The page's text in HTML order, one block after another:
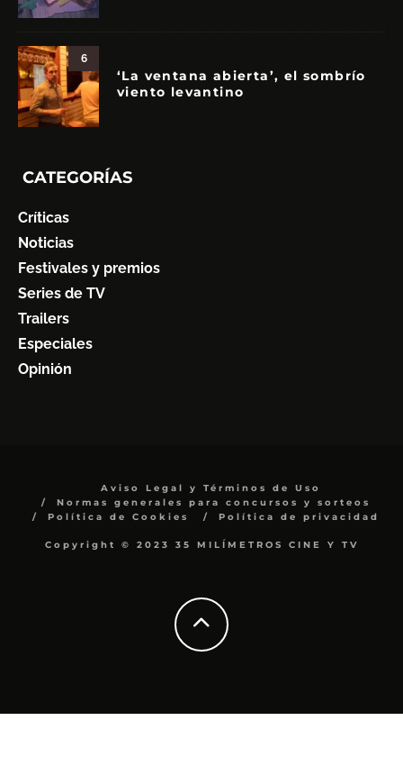
6
‘La ventana abierta’, el sombrío
viento levantino
CATEGORÍAS
Críticas
Noticias
Festivales y premios
Series de TV
Trailers
Especiales
Opinión
Aviso Legal y Términos de Uso
Normas generales para concursos y sorteos
Política de Cookies
Política de privacidad
Copyright © 2023 35 MILÍMETROS CINE Y TV